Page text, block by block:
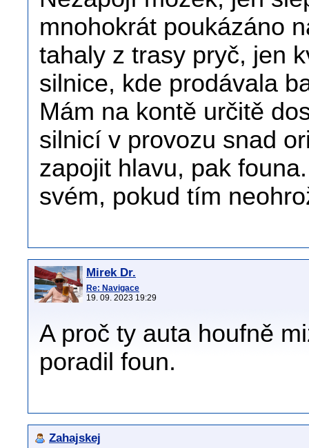
mnohokrát poukázáno
tahaly z trasy pryč, jen
silnice, kde prodávala
Mám na kontě určitě
silnicí v provozu snad
zapojit hlavu, pak
svém, pokud tím
Mirek Dr.
Re: Navigace
19. 09. 2023 19:29
A proč ty auta houfně
poradil foun.
Zahajskej